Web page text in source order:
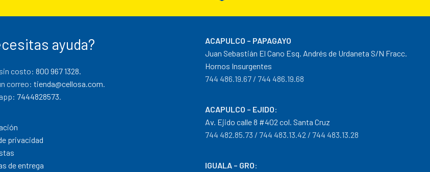
ayuda?
costo:800 967 1328.
correo:tienda@cellosa.com
7444828573
privacidad
de entrega
ACAPULCO – PAPAGAYO
Juan Sebastián El Cano Esq. Andrés de Urdaneta S/N Fracc.
Hornos Insurgentes
744 486.19.67 / 744 486.19.68
ACAPULCO – EJIDO:
Av. Ejido calle 8 #402 col. Santa Cruz
744 482.85.73 / 744 483.13.42 / 744 483.13.28
IGUALA – GRO: